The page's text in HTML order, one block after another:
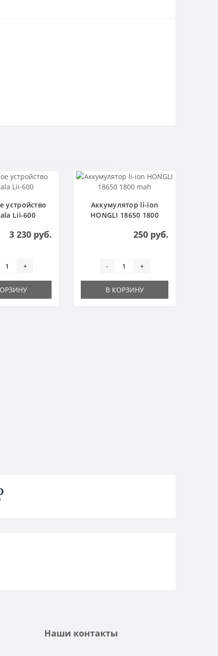
устройство
Lii-600
3 230 руб.
+
Аккумулятор li-ion
HONGLI 18650 1800
250 руб.
- +
В КОРЗИНУ
Наши контакты